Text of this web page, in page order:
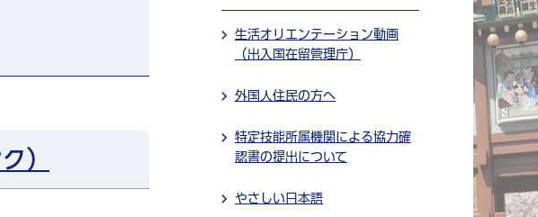
）
生活オリエンテーション動画
（出入国在留管理庁）
外国人住民の方へ
特定技能所属機関による協力確
認書の提出について
やさしい日本語